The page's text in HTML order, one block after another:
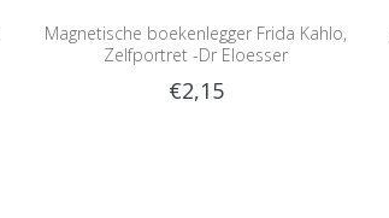
Magnetische boekenlegger Frida Kahlo,
Zelfportret -Dr Eloesser
€2,15